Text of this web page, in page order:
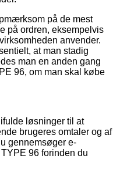
på de mest
på ordren, eksempelvis
anvender.
at man stadig
man en anden gang
96, om man skal købe
løsninger til at
brugeres omtaler og af
gennemsøger e-
96 forinden du